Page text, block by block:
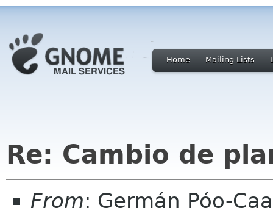
Home Mailing Lists
Re: Cambio de
From: Germán Póo-